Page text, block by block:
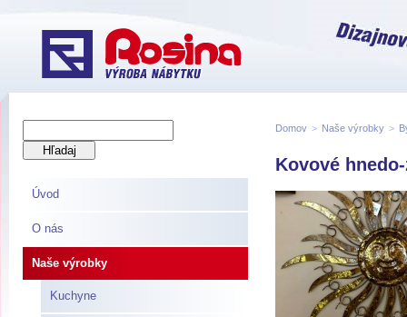
Úvod
O nás
Naše výrobky
Kuchyne
Domov > Naše výrobky >
Kovové